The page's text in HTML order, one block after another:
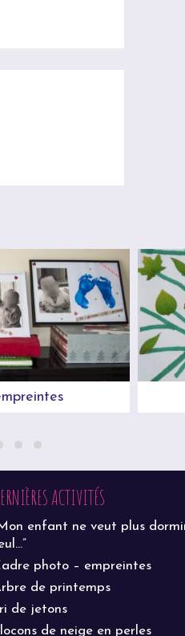
ACTIVITÉS
enfant ne veut plus
photo – empreintes
de printemps
de jetons
de neige en perles